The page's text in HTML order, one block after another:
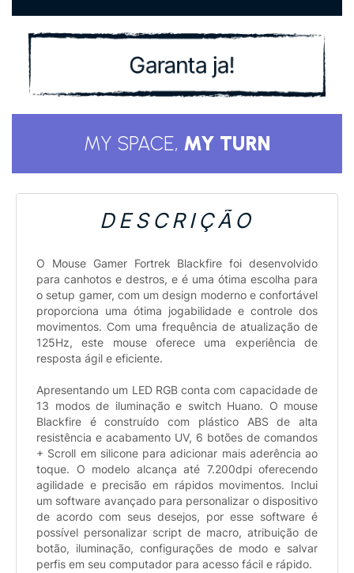
DESCRIÇÃO
O Mouse Gamer Fortrek Blackfire foi desenvolvido
para canhotos e destros, e é uma ótima escolha para
o setup gamer, com um design moderno e confortável
proporciona uma ótima jogabilidade e controle dos
movimentos. Com uma frequência de atualização de
125Hz, este mouse oferece uma experiência de
resposta ágil e eficiente.
Apresentando um LED RGB conta com capacidade de
13 modos de iluminação e switch Huano. O mouse
Blackfire é construído com plástico ABS de alta
resistência e acabamento UV, 6 botões de comandos
+ Scroll em silicone para adicionar mais aderência ao
toque. O modelo alcança até 7.200dpi oferecendo
agilidade e precisão em rápidos movimentos. Inclui
um software avançado para personalizar o dispositivo
de acordo com seus desejos, por esse software é
possível personalizar script de macro, atribuição de
botão, iluminação, configurações de modo e salvar
perfis em seu computador para acesso fácil e rápido.